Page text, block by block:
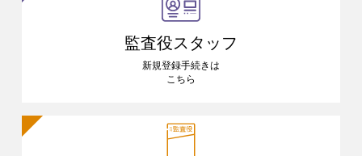
監査役スタッフ
新規登録手続きは
こちら